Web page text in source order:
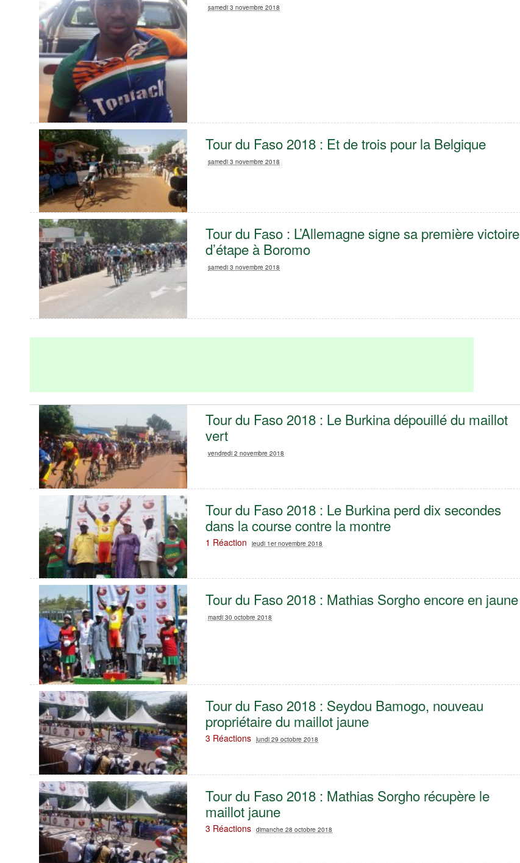
samedi 3 novembre 2018
Tour du Faso 2018 : Et de trois pour la Belgique
samedi 3 novembre 2018
Tour du Faso : L’Allemagne signe sa première victoire
d’étape à Boromo
samedi 3 novembre 2018
Tour du Faso 2018 : Le Burkina dépouillé du maillot
vert
vendredi 2 novembre 2018
Tour du Faso 2018 : Le Burkina perd dix secondes
dans la course contre la montre
1 Réaction jeudi 1er novembre 2018
Tour du Faso 2018 : Mathias Sorgho encore en jaune
mardi 30 octobre 2018
Tour du Faso 2018 : Seydou Bamogo, nouveau
propriétaire du maillot jaune
3 Réactions lundi 29 octobre 2018
Tour du Faso 2018 : Mathias Sorgho récupère le
maillot jaune
3 Réactions dimanche 28 octobre 2018